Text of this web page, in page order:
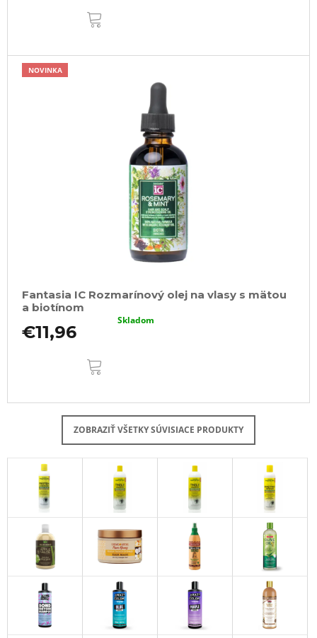
NOVINKA
Fantasia IC Rozmarínový olej na vlasy s mätou
a biotínom
€11,96
Skladom
ZOBRAZIŤ VŠETKY SÚVISIACE PRODUKTY